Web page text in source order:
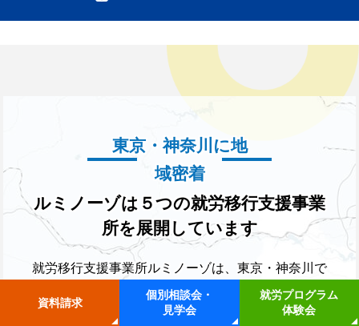
東京・神奈川に地
域密着
ルミノーゾは５つの就労移行支援事業
所を展開しています
就労移行支援事業所ルミノーゾは、東京・神奈川で
就労移行支援事業所を運営しています。
資料請求
個別相談会・
見学会
就労プログラム
体験会